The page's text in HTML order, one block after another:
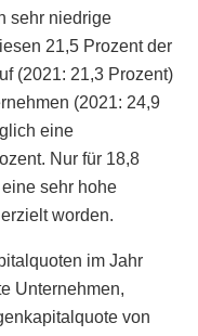
sehr niedrige
21,5 Prozent der
(2021: 21,3 Prozent)
(2021: 24,9
eine
Nur für 18,8
sehr hohe
worden.
im Jahr
Unternehmen,
von